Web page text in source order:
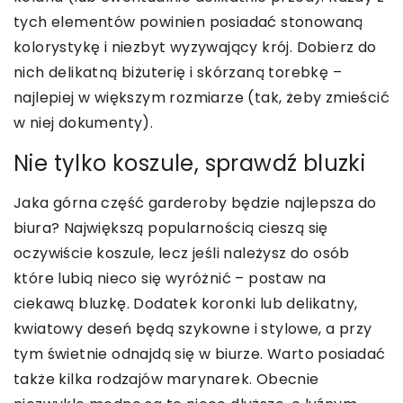
tych elementów powinien posiadać stonowaną
kolorystykę i niezbyt wyzywający krój. Dobierz do
nich delikatną biżuterię i skórzaną torebkę –
najlepiej w większym rozmiarze (tak, żeby zmieścić
w niej dokumenty).
Nie tylko koszule, sprawdź bluzki
Jaka górna część garderoby będzie najlepsza do
biura? Największą popularnością cieszą się
oczywiście koszule, lecz jeśli należysz do osób
które lubią nieco się wyróżnić – postaw na
ciekawą bluzkę. Dodatek koronki lub delikatny,
kwiatowy deseń będą szykowne i stylowe, a przy
tym świetnie odnajdą się w biurze. Warto posiadać
także kilka rodzajów marynarek. Obecnie